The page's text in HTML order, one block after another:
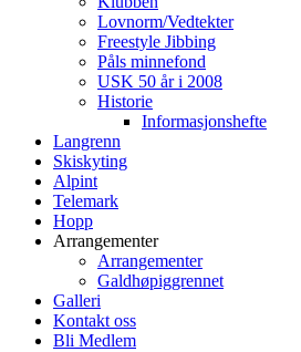
Lovnorm/Vedtekter
Freestyle Jibbing
Påls minnefond
USK 50 år i 2008
Historie
Informasjonshefte
Langrenn
Skiskyting
Alpint
Telemark
Hopp
Arrangementer
Arrangementer
Galdhøpiggrennet
Galleri
Kontakt oss
Bli Medlem